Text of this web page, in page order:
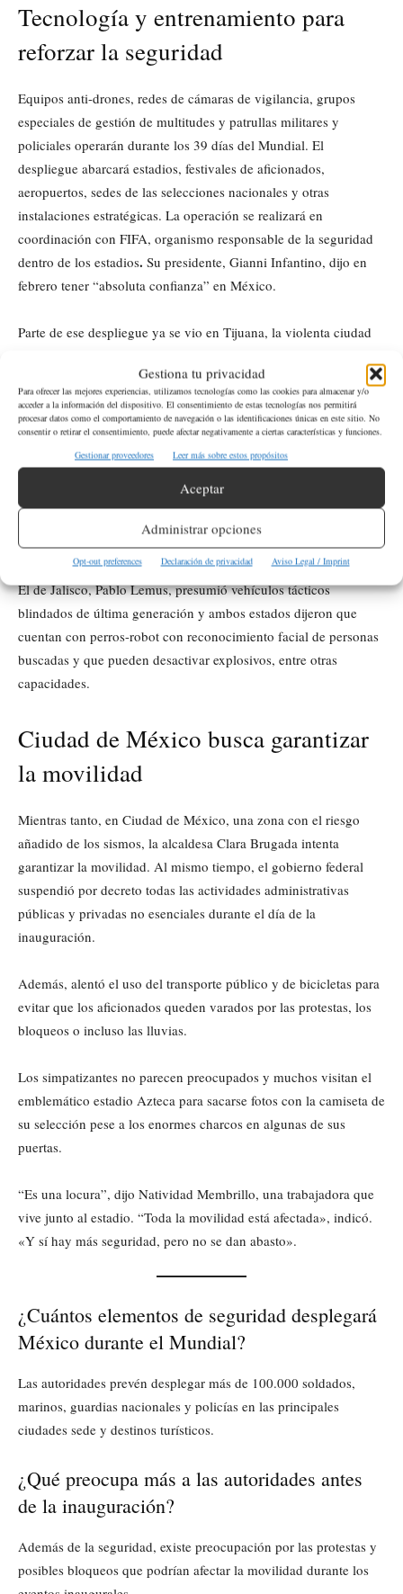
Gestiona tu privacidad
Para ofrecer las mejores experiencias, utilizamos tecnologías como las cookies para almacenar y/o
acceder a la información del dispositivo. El consentimiento de estas tecnologías nos permitirá
procesar datos como el comportamiento de navegación o las identificaciones únicas en este sitio. No
consentir o retirar el consentimiento, puede afectar negativamente a ciertas características y funciones.
Gestionar proveedores
Leer más sobre estos propósitos
Aceptar
Administrar opciones
Opt-out preferences Declaración de privacidad Aviso Legal / Imprint
Tecnología y entrenamiento para
reforzar la seguridad
Equipos anti-drones, redes de cámaras de vigilancia, grupos
especiales de gestión de multitudes y patrullas militares y
policiales operarán durante los 39 días del Mundial. El
despliegue abarcará estadios, festivales de aficionados,
aeropuertos, sedes de las selecciones nacionales y otras
instalaciones estratégicas. La operación se realizará en
coordinación con FIFA, organismo responsable de la seguridad
dentro de los estadios. Su presidente, Gianni Infantino, dijo en
febrero tener “absoluta confianza” en México.
Parte de ese despliegue ya se vio en Tijuana, la violenta ciudad
selección de Irán, cuya participación en el Mundial se complicó
por la guerra con Estados Unidos. Sus futbolistas firmaban estos
días autógrafos custodiados por la Guardia Nacional.
Desde la ciudad de Monterrey —la sede más cercana a la
frontera estadounidense— el gobernador de Nuevo León,
secreto estadounidense, Israel y la policía británica.
El de Jalisco, Pablo Lemus, presumió vehículos tácticos
blindados de última generación y ambos estados dijeron que
cuentan con perros-robot con reconocimiento facial de personas
buscadas y que pueden desactivar explosivos, entre otras
capacidades.
Ciudad de México busca garantizar
la movilidad
Mientras tanto, en Ciudad de México, una zona con el riesgo
añadido de los sismos, la alcaldesa Clara Brugada intenta
garantizar la movilidad. Al mismo tiempo, el gobierno federal
suspendió por decreto todas las actividades administrativas
públicas y privadas no esenciales durante el día de la
inauguración.
Además, alentó el uso del transporte público y de bicicletas para
evitar que los aficionados queden varados por las protestas, los
bloqueos o incluso las lluvias.
Los simpatizantes no parecen preocupados y muchos visitan el
emblemático estadio Azteca para sacarse fotos con la camiseta de
su selección pese a los enormes charcos en algunas de sus
puertas.
“Es una locura”, dijo Natividad Membrillo, una trabajadora que
vive junto al estadio. “Toda la movilidad está afectada», indicó.
«Y sí hay más seguridad, pero no se dan abasto».
¿Cuántos elementos de seguridad desplegará
México durante el Mundial?
Las autoridades prevén desplegar más de 100.000 soldados,
marinos, guardias nacionales y policías en las principales
ciudades sede y destinos turísticos.
¿Qué preocupa más a las autoridades antes
de la inauguración?
Además de la seguridad, existe preocupación por las protestas y
posibles bloqueos que podrían afectar la movilidad durante los